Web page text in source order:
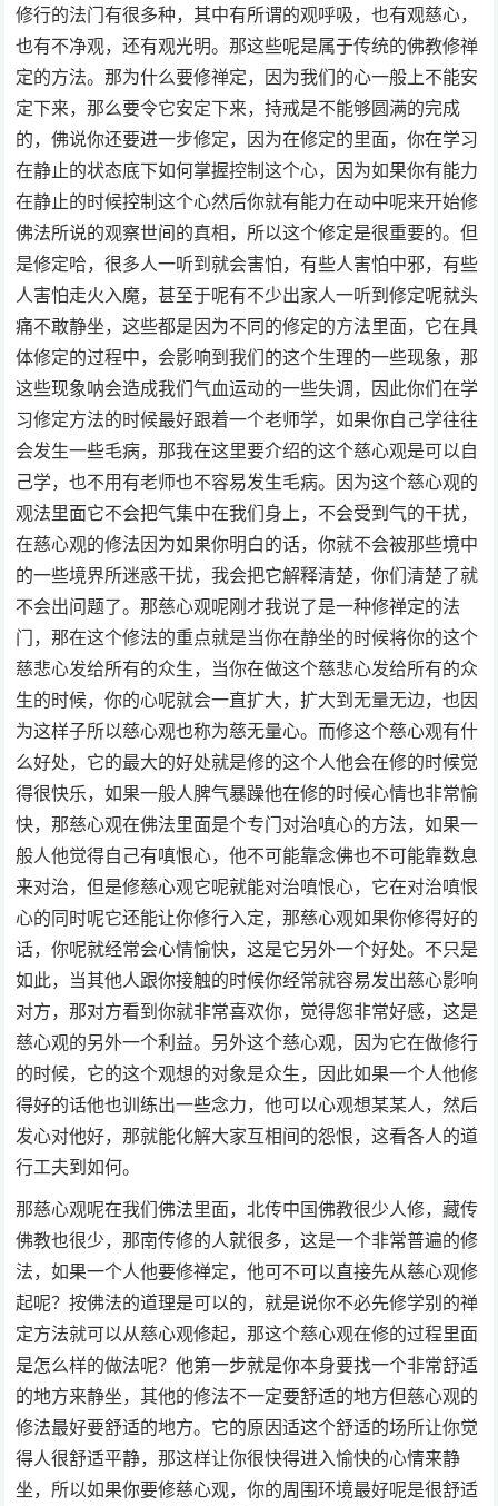
修行的法门有很多种，其中有所谓的观呼吸，也有观慈心，
也有不净观，还有观光明。那这些呢是属于传统的佛教修禅
定的方法。那为什么要修禅定，因为我们的心一般上不能安
定下来，那么要令它安定下来，持戒是不能够圆满的完成
的，佛说你还要进一步修定，因为在修定的里面，你在学习
在静止的状态底下如何掌握控制这个心，因为如果你有能力
在静止的时候控制这个心然后你就有能力在动中呢来开始修
佛法所说的观察世间的真相，所以这个修定是很重要的。但
是修定哈，很多人一听到就会害怕，有些人害怕中邪，有些
人害怕走火入魔，甚至于呢有不少出家人一听到修定呢就头
痛不敢静坐，这些都是因为不同的修定的方法里面，它在具
体修定的过程中，会影响到我们的这个生理的一些现象，那
这些现象呐会造成我们气血运动的一些失调，因此你们在学
习修定方法的时候最好跟着一个老师学，如果你自己学往往
会发生一些毛病，那我在这里要介绍的这个慈心观是可以自
己学，也不用有老师也不容易发生毛病。因为这个慈心观的
观法里面它不会把气集中在我们身上，不会受到气的干扰，
在慈心观的修法因为如果你明白的话，你就不会被那些境中
的一些境界所迷惑干扰，我会把它解释清楚，你们清楚了就
不会出问题了。那慈心观呢刚才我说了是一种修禅定的法
门，那在这个修法的重点就是当你在静坐的时候将你的这个
慈悲心发给所有的众生，当你在做这个慈悲心发给所有的众
生的时候，你的心呢就会一直扩大，扩大到无量无边，也因
为这样子所以慈心观也称为慈无量心。而修这个慈心观有什
么好处，它的最大的好处就是修的这个人他会在修的时候觉
得很快乐，如果一般人脾气暴躁他在修的时候心情也非常愉
快，那慈心观在佛法里面是个专门对治嗔心的方法，如果一
般人他觉得自己有嗔恨心，他不可能靠念佛也不可能靠数息
来对治，但是修慈心观它呢就能对治嗔恨心，它在对治嗔恨
心的同时呢它还能让你修行入定，那慈心观如果你修得好的
话，你呢就经常会心情愉快，这是它另外一个好处。不只是
如此，当其他人跟你接触的时候你经常就容易发出慈心影响
对方，那对方看到你就非常喜欢你，觉得您非常好感，这是
慈心观的另外一个利益。另外这个慈心观，因为它在做修行
的时候，它的这个观想的对象是众生，因此如果一个人他修
得好的话他也训练出一些念力，他可以心观想某某人，然后
发心对他好，那就能化解大家互相间的怨恨，这看各人的道
行工夫到如何。
那慈心观呢在我们佛法里面，北传中国佛教很少人修，藏传
佛教也很少，那南传修的人就很多，这是一个非常普遍的修
法，如果一个人他要修禅定，他可不可以直接先从慈心观修
起呢？按佛法的道理是可以的，就是说你不必先修学别的禅
定方法就可以从慈心观修起，那这个慈心观在修的过程里面
是怎么样的做法呢？他第一步就是你本身要找一个非常舒适
的地方来静坐，其他的修法不一定要舒适的地方但慈心观的
修法最好要舒适的地方。它的原因适这个舒适的场所让你觉
得人很舒适平静，那这样让你很快得进入愉快的心情来静
坐，所以如果你要修慈心观，你的周围环境最好呢是很舒适